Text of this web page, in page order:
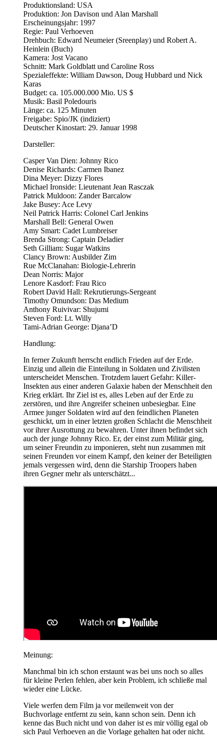
Produktionsland: USA
Produktion: Jon Davison und Alan Marshall
Erscheinungsjahr: 1997
Regie: Paul Verhoeven
Drehbuch: Edward Neumeier (Sreenplay) und Robert A.
Heinlein (Buch)
Kamera: Jost Vacano
Schnitt: Mark Goldblatt und Caroline Ross
Spezialeffekte: William Dawson, Doug Hubbard und Nick
Karas
Budget: ca. 105.000.000 Mio. US $
Musik: Basil Poledouris
Länge: ca. 125 Minuten
Freigabe: Spio/JK (indiziert)
Deutscher Kinostart: 29. Januar 1998
Darsteller:
Casper Van Dien: Johnny Rico
Denise Richards: Carmen Ibanez
Dina Meyer: Dizzy Flores
Michael Ironside: Lieutenant Jean Rasczak
Patrick Muldoon: Zander Barcalow
Jake Busey: Ace Levy
Neil Patrick Harris: Colonel Carl Jenkins
Marshall Bell: General Owen
Amy Smart: Cadet Lumbreiser
Brenda Strong: Captain Deladier
Seth Gilliam: Sugar Watkins
Clancy Brown: Ausbilder Zim
Rue McClanahan: Biologie-Lehrerin
Dean Norris: Major
Lenore Kasdorf: Frau Rico
Robert David Hall: Rekrutierungs-Sergeant
Timothy Omundson: Das Medium
Anthony Ruivivar: Shujumi
Steven Ford: Lt. Willy
Tami-Adrian George: Djana’D
Handlung:
In ferner Zukunft herrscht endlich Frieden auf der Erde.
Einzig und allein die Einteilung in Soldaten und Zivilisten
unterscheidet Menschen. Trotzdem lauert Gefahr: Killer-
Insekten aus einer anderen Galaxie haben der Menschheit den
Krieg erklärt. Ihr Ziel ist es, alles Leben auf der Erde zu
zerstören, und ihre Angreifer scheinen unbesiegbar. Eine
Armee junger Soldaten wird auf den feindlichen Planeten
geschickt, um in einer letzten großen Schlacht die Menschheit
vor ihrer Ausrottung zu bewahren. Unter ihnen befindet sich
auch der junge Johnny Rico. Er, der einst zum Militär ging,
um seiner Freundin zu imponieren, steht nun zusammen mit
seinen Freunden vor einem Kampf, den keiner der Beteiligten
jemals vergessen wird, denn die Starship Troopers haben
ihren Gegner mehr als unterschätzt...
Meinung:
Manchmal bin ich schon erstaunt was bei uns noch so alles
für kleine Perlen fehlen, aber kein Problem, ich schließe mal
wieder eine Lücke.
Viele werfen dem Film ja vor meilenweit von der
Buchvorlage entfernt zu sein, kann schon sein. Denn ich
kenne das Buch nicht und von daher ist es mir völlig egal ob
sich Paul Verhoeven an die Vorlage gehalten hat oder nicht.